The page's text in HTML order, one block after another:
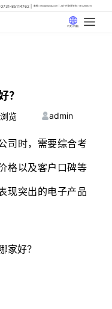
85114762 邮箱: info@artlangs.com 24小时翻译管家: 18142666316
中文 (中国)
？
览 admin
时，需要综合考
格以及客户口碑等
现突出的电子产品